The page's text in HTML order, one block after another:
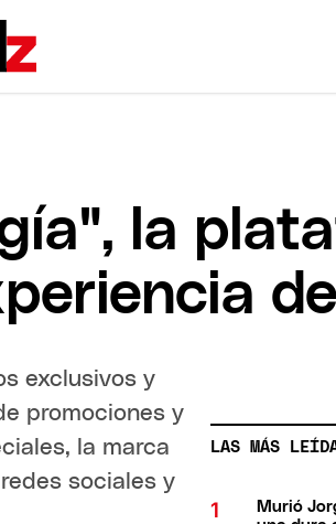
la
exclusivos y
promociones y
la marca
sociales y
LAS MÁS
Murió